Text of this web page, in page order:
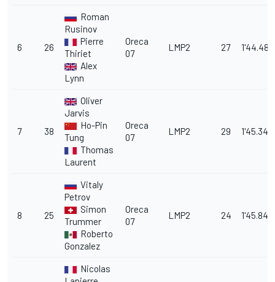
6 26
Roman
Rusinov
Pierre
Thiriet
Alex
Lynn
Oreca
07
LMP2 27 1'44.485
7 38
Oliver
Jarvis
Ho-Pin
Tung
Thomas
Laurent
Oreca
07
LMP2 29 1'45.344
8 25
Vitaly
Petrov
Simon
Trummer
Roberto
Gonzalez
Oreca
07
LMP2 24 1'45.848
Nicolas